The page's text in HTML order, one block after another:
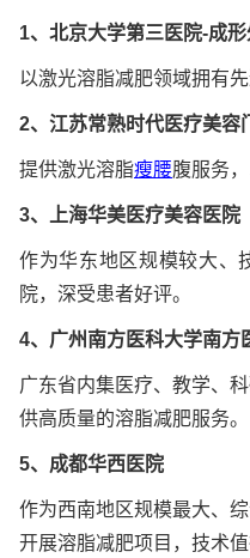
1、北京大学第三医院-成
以激光溶脂减肥领域拥有
2、江苏常熟时代医疗美容
提供激光溶脂瘦腰腹服务
3、上海华美医疗美容医院
作为华东地区规模较大、
院，深受患者好评。
4、广州南方医科大学南方
广东省内集医疗、教学、
供高质量的溶脂减肥服务。
5、成都华西医院
作为西南地区规模最大、
开展溶脂减肥项目，技术值